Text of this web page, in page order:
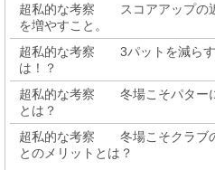
超私的な考察 スコアアップの
を増やすこと。
超私的な考察 3パットを減らす
は！？
超私的な考察 冬場こそパター
とは？
超私的な考察 冬場こそクラブ
とのメリットとは？